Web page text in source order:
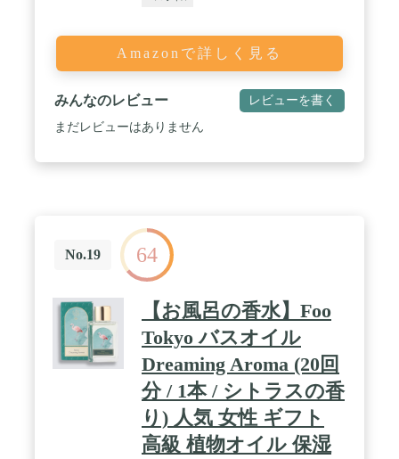
Amazonで詳しく見る
みんなのレビュー レビューを書く
まだレビューはありません
No.19 64
【お風呂の香水】Foo
Tokyo バスオイル
Dreaming Aroma (20回
分 / 1本 / シトラスの香
り) 人気 女性 ギフト
高級 植物オイル 保湿